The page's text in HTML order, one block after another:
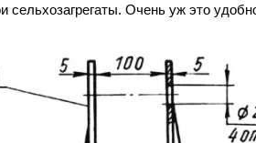
сельхозагрегаты. Очень уж это